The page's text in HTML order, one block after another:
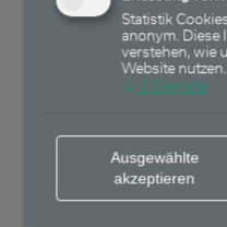
eines
eingesetzten
Sie sollten sich
Ihrer
Anlagesituation
und Ihre
Statistik
anonym. Diese
verstehen, wie
Website nutzen.
↓ 2 Dienste
Ausgewählte
akzeptieren